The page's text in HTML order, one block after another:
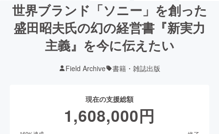
世界ブランド「ソニー」を創った
盛田昭夫氏の幻の経営書『新実力
主義』を今に伝えたい
Field Archive 書籍・雑誌出版
現在の支援総額
1,608,000円